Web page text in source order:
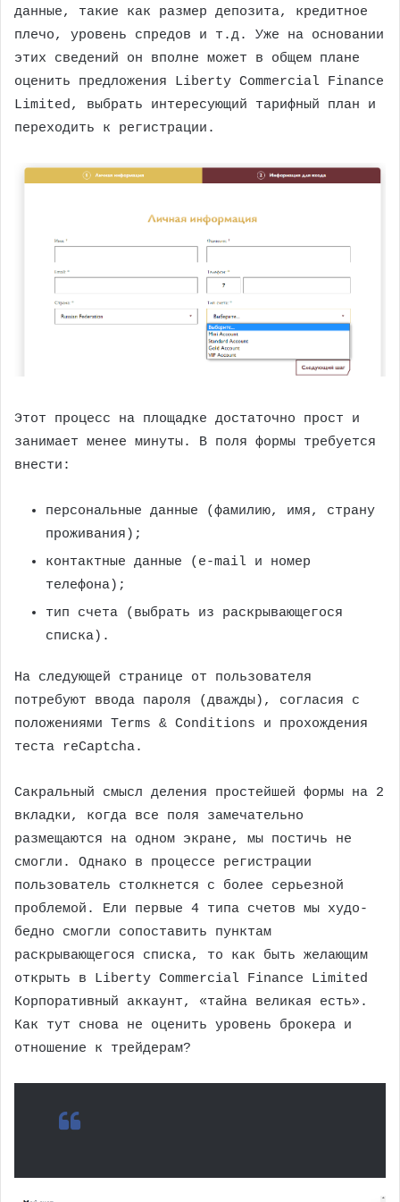
данные, такие как размер депозита, кредитное
плечо, уровень спредов и т.д. Уже на основании
этих сведений он вполне может в общем плане
оценить предложения Liberty Commercial Finance
Limited, выбрать интересующий тарифный план и
переходить к регистрации.
Этот процесс на площадке достаточно прост и
занимает менее минуты. В поля формы требуется
внести:
персональные данные (фамилию, имя, страну
проживания);
контактные данные (e-mail и номер
телефона);
тип счета (выбрать из раскрывающегося
списка).
На следующей странице от пользователя
потребуют ввода пароля (дважды), согласия с
положениями Terms & Conditions и прохождения
теста reCaptcha.
Сакральный смысл деления простейшей формы на 2
вкладки, когда все поля замечательно
размещаются на одном экране, мы постичь не
смогли. Однако в процессе регистрации
пользователь столкнется с более серьезной
проблемой. Ели первые 4 типа счетов мы худо-
бедно смогли сопоставить пунктам
раскрывающегося списка, то как быть желающим
открыть в Liberty Commercial Finance Limited
Корпоративный аккаунт, «тайна великая есть».
Как тут снова не оценить уровень брокера и
отношение к трейдерам?